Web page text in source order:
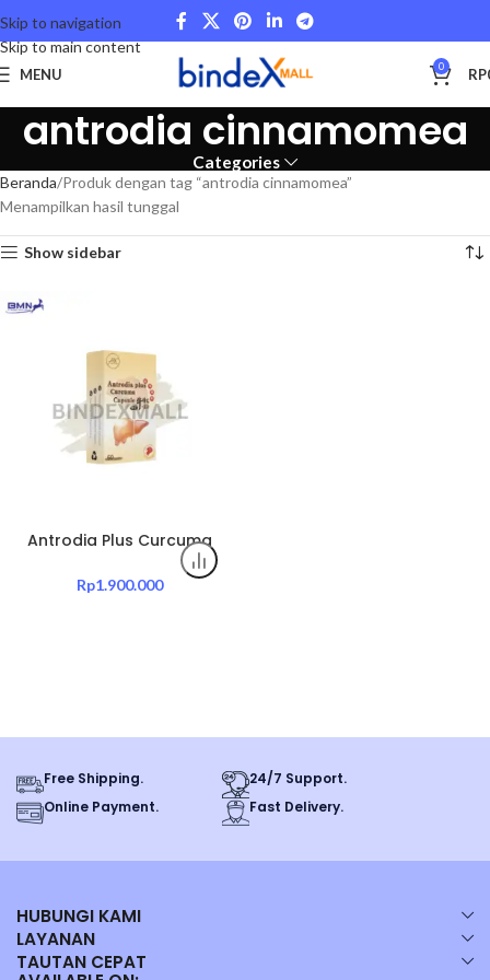
Skip to navigation
Skip to main content
MENU 0 RP
antrodia cinnamomea
Categories
Beranda Produk dengan tag “antrodia cinnamomea”
Menampilkan hasil tunggal
Show sidebar
Antrodia Plus Curcuma
Capsules – 60 Kapsul
untuk Detox & Anti-
Rp1.900.000
Free Shipping.
24/7 Support.
Online Payment.
Fast Delivery.
HUBUNGI KAMI
LAYANAN
TAUTAN CEPAT